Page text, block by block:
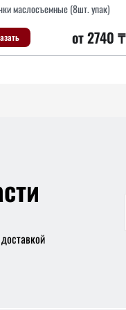
маслосъемные (8шт. упак)
от 2740 ₸